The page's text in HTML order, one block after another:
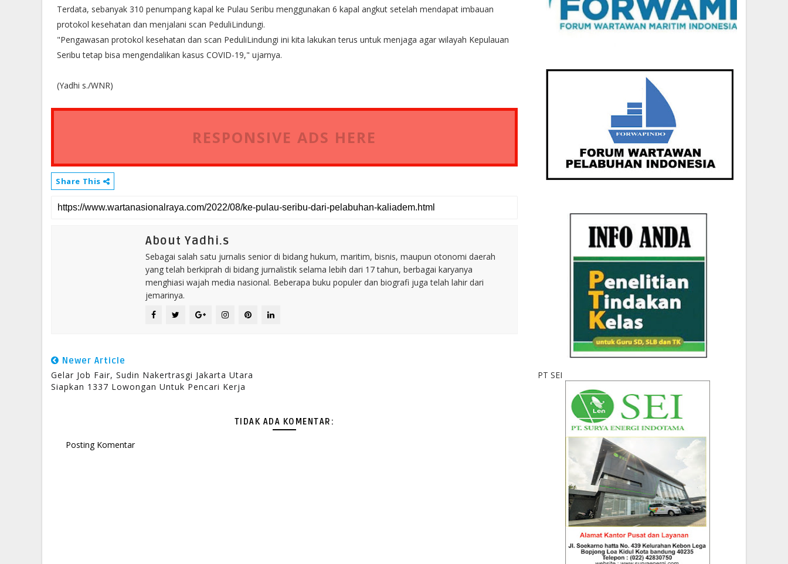
Terdata, sebanyak 310 penumpang kapal ke Pulau Seribu menggunakan 6 kapal angkut setelah mendapat imbauan
protokol kesehatan dan menjalani scan PeduliLindungi.
"Pengawasan protokol kesehatan dan scan PeduliLindungi ini kita lakukan terus untuk menjaga agar wilayah Kepulauan
Seribu tetap bisa mengendalikan kasus COVID-19," ujarnya.
(Yadhi s./WNR)
RESPONSIVE ADS HERE
Share This
About Yadhi.s
Sebagai salah satu jurnalis senior di bidang hukum, maritim, bisnis, maupun otonomi daerah
yang telah berkiprah di bidang jurnalistik selama lebih dari 17 tahun, berbagai karyanya
menghiasi wajah media nasional. Beberapa buku populer dan biografi juga telah lahir dari
jemarinya.
Newer Article
Gelar Job Fair, Sudin Nakertrasgi Jakarta Utara
Siapkan 1337 Lowongan Untuk Pencari Kerja
TIDAK ADA KOMENTAR:
Posting Komentar
PT SEI